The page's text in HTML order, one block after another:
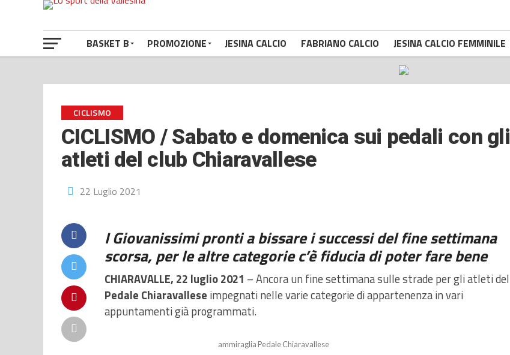
BASKET B PROMOZIONE JESINA CALCIO FABRIANO CALCIO JESINA CALCIO FEMMINILE
CICLISMO
CICLISMO / Sabato e domenica sui pedali con gli
atleti del club Chiaravallese
22 Luglio 2021
I Giovanissimi pronti a bissare i successi del fine settimana
scorsa, per le altre categorie c’è fiducia di poter fare bene
CHIARAVALLE, 22 luglio 2021 – Ancora un fine settimana sulle strade per gli atleti del
Pedale Chiaravallese impegnati nelle varie categorie di appartenenza in vari
appuntamenti già programmati.
ammiraglia Pedale Chiaravallese